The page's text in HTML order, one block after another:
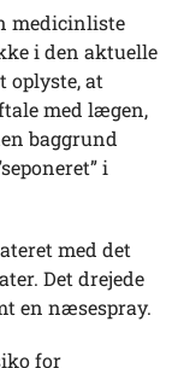
medicinliste
i den aktuelle
oplyste, at
med lægen,
baggrund
i
med det
Det drejede
en næsespray.
for